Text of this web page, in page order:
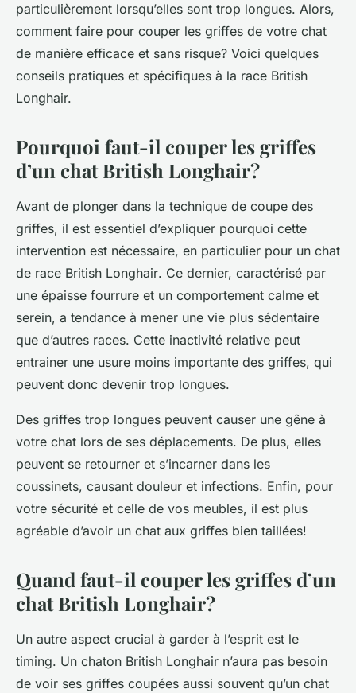
particulièrement lorsqu’elles sont trop longues. Alors,
comment faire pour couper les griffes de votre chat
de manière efficace et sans risque? Voici quelques
conseils pratiques et spécifiques à la race British
Longhair.
Pourquoi faut-il couper les griffes
d’un chat British Longhair?
Avant de plonger dans la technique de coupe des
griffes, il est essentiel d’expliquer pourquoi cette
intervention est nécessaire, en particulier pour un chat
de race British Longhair. Ce dernier, caractérisé par
une épaisse fourrure et un comportement calme et
serein, a tendance à mener une vie plus sédentaire
que d’autres races. Cette inactivité relative peut
entrainer une usure moins importante des griffes, qui
peuvent donc devenir trop longues.
Des griffes trop longues peuvent causer une gêne à
votre chat lors de ses déplacements. De plus, elles
peuvent se retourner et s’incarner dans les
coussinets, causant douleur et infections. Enfin, pour
votre sécurité et celle de vos meubles, il est plus
agréable d’avoir un chat aux griffes bien taillées!
Quand faut-il couper les griffes d’un
chat British Longhair?
Un autre aspect crucial à garder à l’esprit est le
timing. Un chaton British Longhair n’aura pas besoin
de voir ses griffes coupées aussi souvent qu’un chat